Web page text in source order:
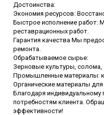
Достоинства:
Экономия ресурсов:
Быстрое исполнение работ:
реставрационных работ.
Гарантия качества Мы
ремонта.
Обрабатываемое сырье:
Зерновые культуры, солома,
Промышленные материалы:
Органические материалы
Благодаря
потребностям клиента.
эффективности!